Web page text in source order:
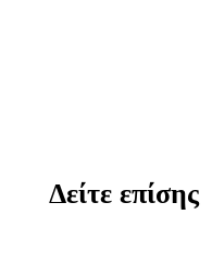
Δείτε επίσης